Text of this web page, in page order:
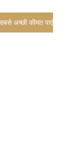
अच्छी कीमत पाएं